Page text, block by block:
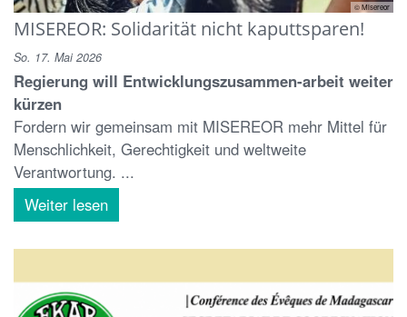
© Misereor
MISEREOR: Solidarität nicht kaputtsparen!
So. 17. Mai 2026
Regierung will Entwicklungszusammen-arbeit weiter
kürzen
Fordern wir gemeinsam mit MISEREOR mehr Mittel für
Menschlichkeit, Gerechtigkeit und weltweite
Verantwortung. ...
Weiter lesen